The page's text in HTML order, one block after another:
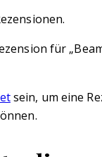
für
sein, um eine